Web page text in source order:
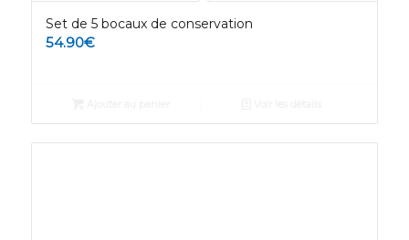
Set de 5 bocaux de conservation
54.90€